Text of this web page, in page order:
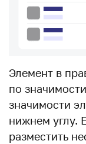
Элемент в
по
значимости
нижнем углу.
разместить